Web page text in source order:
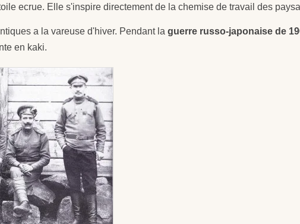
ecrue. Elle s'inspire directement de la chemise de travail des
a la vareuse d'hiver. Pendant la guerre russo-japonaise de
en kaki.